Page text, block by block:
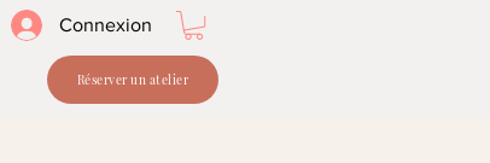
Connexion
Réserver un atelier